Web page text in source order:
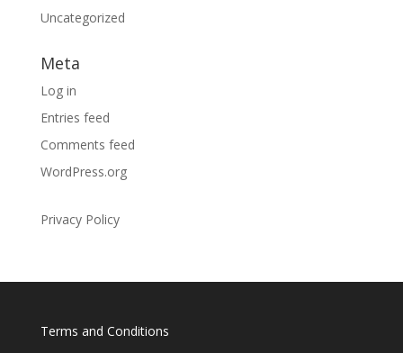
Uncategorized
Meta
Log in
Entries feed
Comments feed
WordPress.org
Privacy Policy
Terms and Conditions